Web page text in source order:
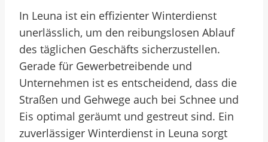
In Leuna ist ein effizienter Winterdienst
unerlässlich, um den reibungslosen Ablauf
des täglichen Geschäfts sicherzustellen.
Gerade für Gewerbetreibende und
Unternehmen ist es entscheidend, dass die
Straßen und Gehwege auch bei Schnee und
Eis optimal geräumt und gestreut sind. Ein
zuverlässiger Winterdienst in Leuna sorgt